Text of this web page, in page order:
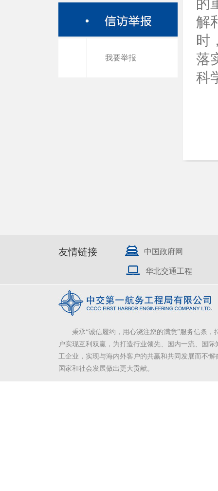
我要举报
的
解
时
落
科
友情链接 中国政府网
华北交通工程
秉承“诚信履约，用心浇注您的满意”服务信条，
户实现互利双赢，为打造行业领先、国内一流、国际
工企业，实现与海内外客户的共赢和共同发展而不懈
国家和社会发展做出更大贡献。